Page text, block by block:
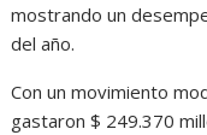
mostrando un
del año.
Con un movimiento
gastaron $ 249.370